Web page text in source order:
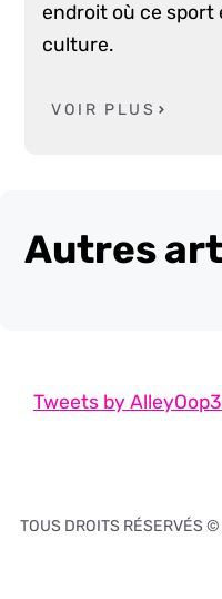
endroit où ce sport
culture.
VOIR PLUS
Autres
Tweets by
TOUS DROITS RÉSERVÉS